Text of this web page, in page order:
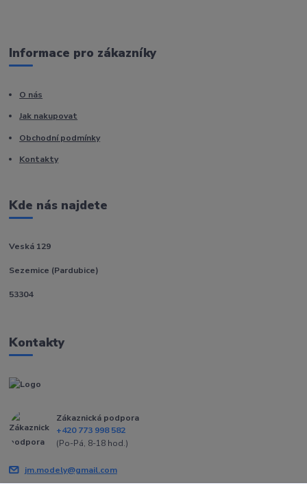
Informace pro zákazníky
O nás
Jak nakupovat
Obchodní podmínky
Kontakty
Kde nás najdete
Veská 129
Sezemice (Pardubice)
53304
Kontakty
Zákaznická podpora
+420 773 998 582
(Po-Pá, 8-18 hod.)
jm.modely@gmail.com